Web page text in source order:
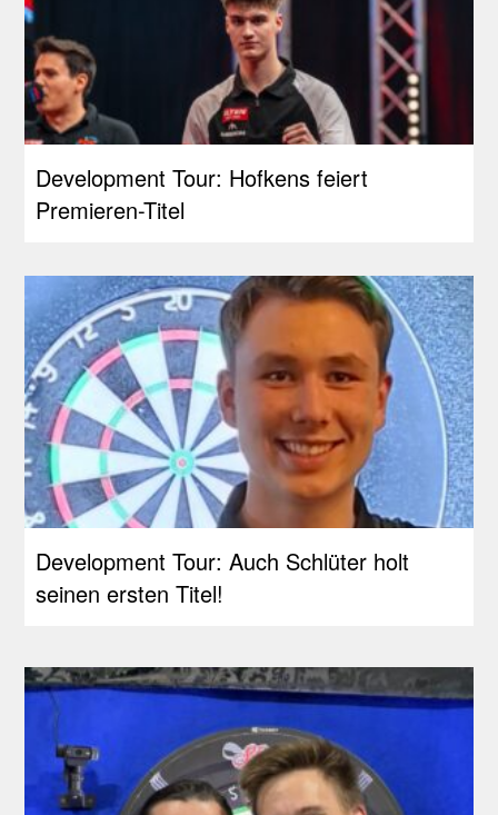
Development Tour: Hofkens feiert
Premieren-Titel
Development Tour: Auch Schlüter holt
seinen ersten Titel!